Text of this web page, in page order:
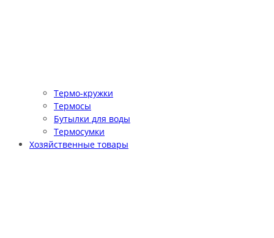
Термо-кружки
Термосы
Бутылки для воды
Термосумки
Хозяйственные товары